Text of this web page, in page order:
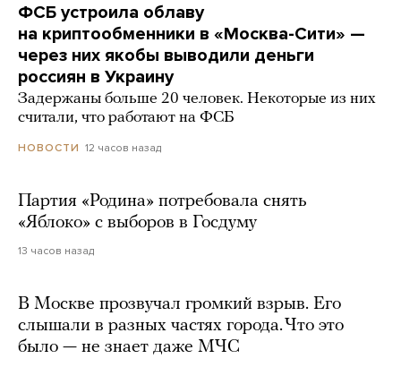
ФСБ устроила облаву
на криптообменники в «Москва-Сити» —
через них якобы выводили деньги
россиян в Украину
Задержаны больше 20 человек. Некоторые из них
считали, что работают на ФСБ
НОВОСТИ 12 часов назад
Партия «Родина» потребовала снять
«Яблоко» с выборов в Госдуму
13 часов назад
В Москве прозвучал громкий взрыв. Его
слышали в разных частях города. Что это
было — не знает даже МЧС